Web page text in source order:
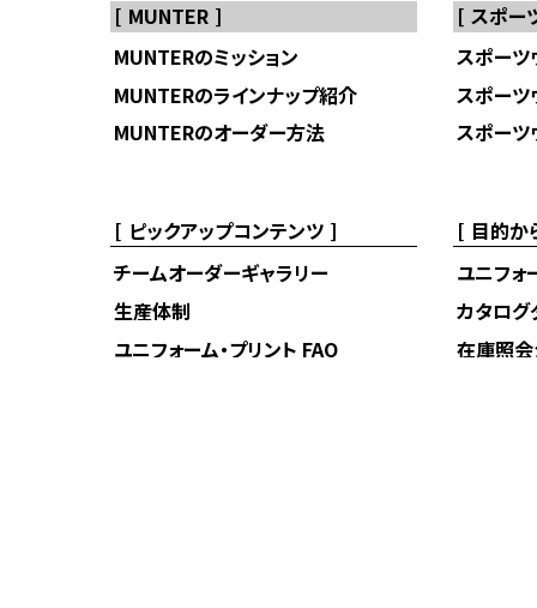
MUNTER
MUNTERのミッション
MUNTERのラインナップ紹介
MUNTERのオーダー方法
スポー
スポーツ
スポーツ
スポーツ
ピックアップコンテンツ
チームオーダーギャラリー
生産体制
ユニフォーム・プリント FAQ
目的か
ユニフォ
カタログ
在庫照会